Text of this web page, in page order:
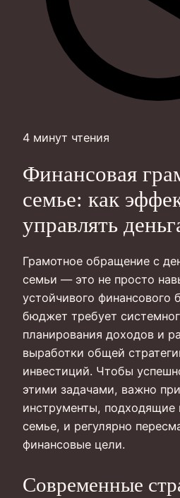
4 минут чтения
Финансовая
семье: как
управлять
Грамотное обращение с
семьи — это не просто
устойчивого финансового
бюджет требует
планирования доходов и
выработки общей
инвестиций. Чтобы
этими задачами, важно
инструменты, подходящие
семье, и регулярно
финансовые цели.
Современные